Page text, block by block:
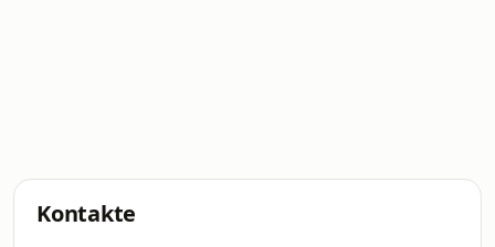
Kontakte